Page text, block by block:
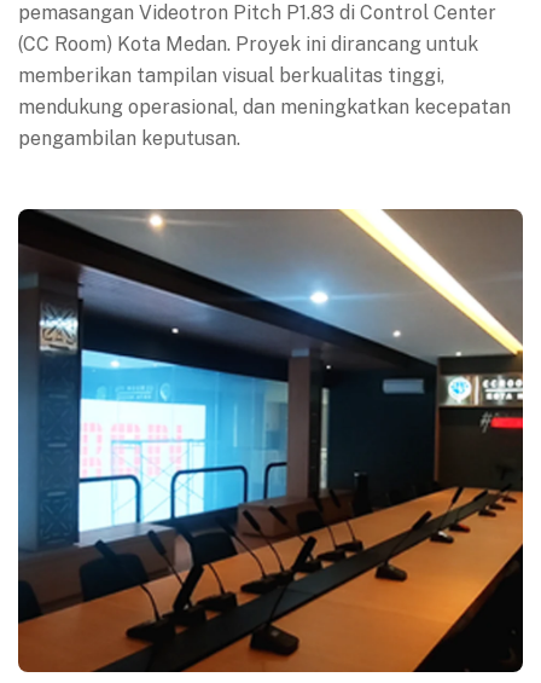
pemasangan Videotron Pitch P1.83 di Control Center
(CC Room) Kota Medan. Proyek ini dirancang untuk
memberikan tampilan visual berkualitas tinggi,
mendukung operasional, dan meningkatkan kecepatan
pengambilan keputusan.